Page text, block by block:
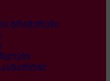
ტრიმერები